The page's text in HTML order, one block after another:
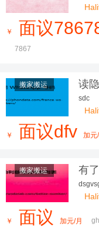
￥ 面议
7867
搬家搬运
读
隐私
sdc
￥ 面议dfv 加元
搬家搬运
有
中
￥ 面议 加元/月